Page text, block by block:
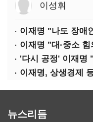
이성휘
이재명, 상생경제
뉴스리듬